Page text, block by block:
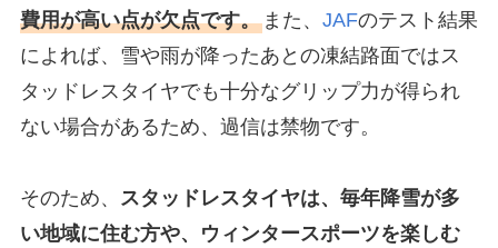
費用が高い点が欠点です。また、 JAFのテスト結果
によれば、雪や雨が降ったあとの凍結路面ではス
タッドレスタイヤでも十分なグリップ力が得られ
ない場合があるため、過信は禁物です。
そのため、
スタッドレスタイヤは、毎年降雪が多
い地域に住む方や、ウィンタースポーツを楽しむ